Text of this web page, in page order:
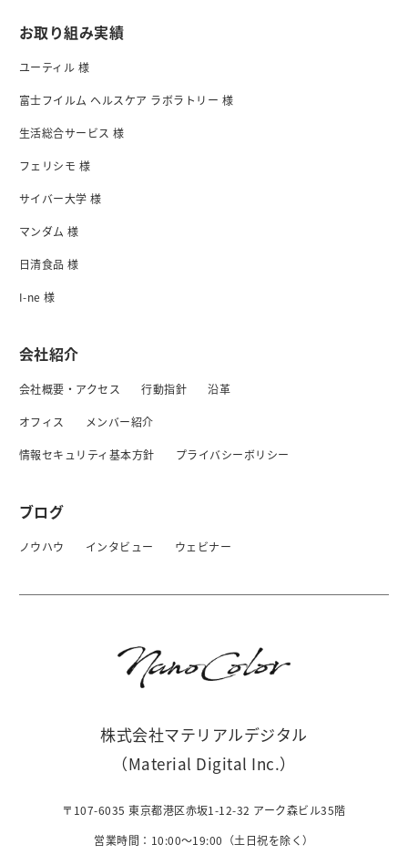
お取り組み実績
ユーティル 様
富士フイルム ヘルスケア ラボラトリー 様
生活総合サービス 様
フェリシモ 様
サイバー大学 様
マンダム 様
日清食品 様
I-ne 様
会社紹介
会社概要・アクセス 行動指針 沿革
オフィス メンバー紹介
情報セキュリティ基本方針 プライバシーボリシー
ブログ
ノウハウ インタビュー ウェビナー
株式会社マテリアルデジタル
（Material Digital Inc.）
〒107-6035 東京都港区赤坂1-12-32 アーク森ビル35階
営業時間：10:00〜19:00（土日祝を除く）